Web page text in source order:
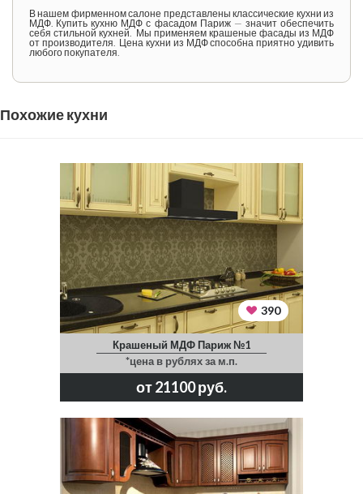
В нашем фирменном салоне представлены классические кухни из
МДФ. Купить кухню МДФ с фасадом Париж — значит обеспечить
себя стильной кухней. Мы применяем крашеные фасады из МДФ
от производителя. Цена кухни из МДФ способна приятно удивить
любого покупателя.
Похожие кухни
390
Крашеный МДФ Париж №1
*цена в рублях за м.п.
от 21100 руб.